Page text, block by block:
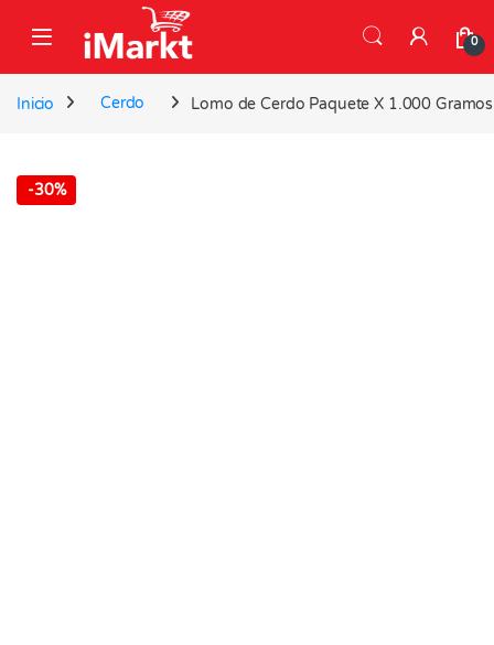
0
Inicio Cerdo Lomo de Cerdo Paquete X 1.000 Gramos
-30%